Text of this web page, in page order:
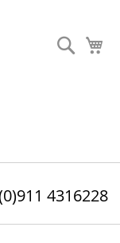
Suche
4316228